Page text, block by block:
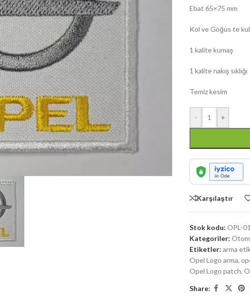
Ebat 65×75 mm
Kol ve Göğüs te
1 kalite kumaş
1 kalite nakış sıklığı
Temiz kesim
- +
Karşılaştır
Stok kodu: OPL-01
Kategoriler:
Etiketler: arma
Opel Logo arma,
Opel Logo patch,
Share: